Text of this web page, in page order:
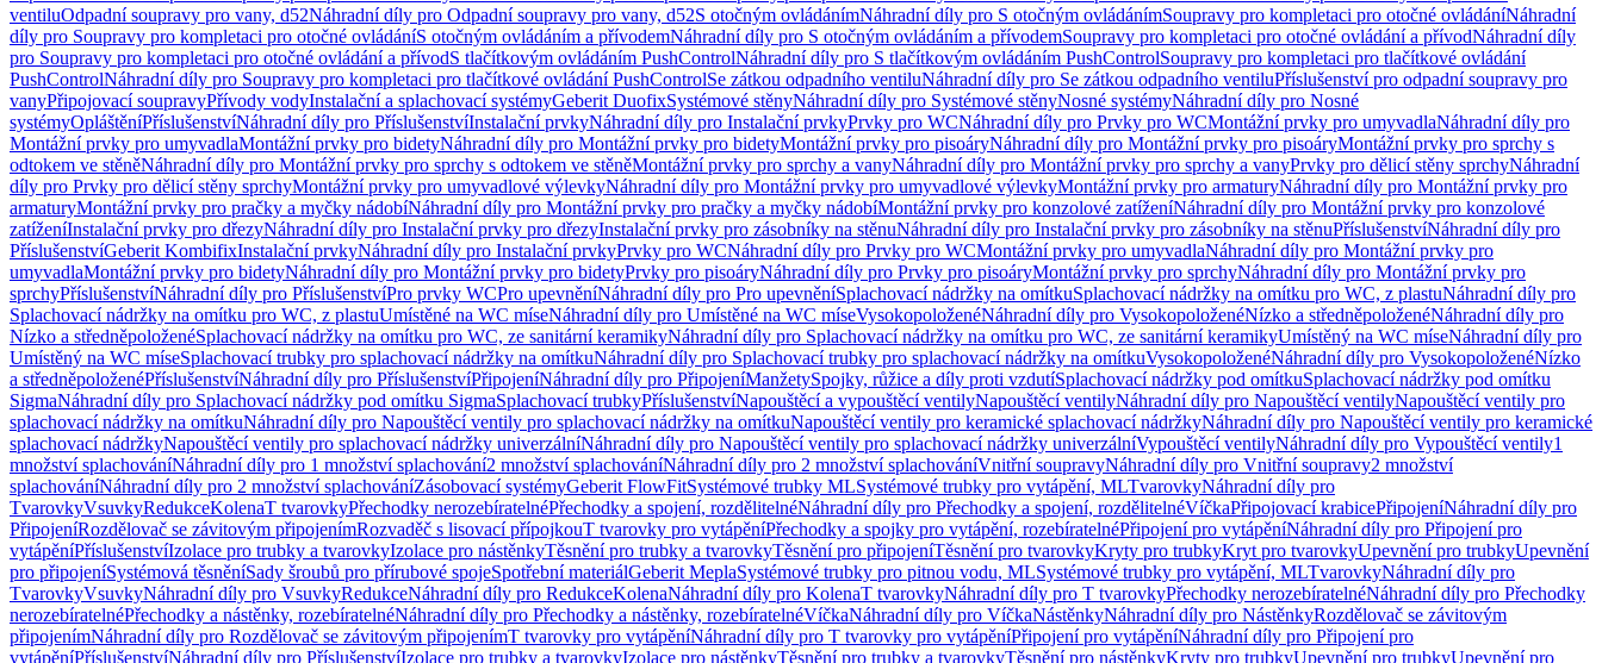
ventiluOdpadní soupravy pro vany, d52Náhradní díly pro Odpadní soupravy pro vany, d52S otočným ovládánímNáhradní díly pro S otočným ovládánímSoupravy pro kompletaci pro otočné ovládáníNáhradní
díly pro Soupravy pro kompletaci pro otočné ovládáníS otočným ovládáním a přívodemNáhradní díly pro S otočným ovládáním a přívodemSoupravy pro kompletaci pro otočné ovládání a přívodNáhradní díly
pro Soupravy pro kompletaci pro otočné ovládání a přívodS tlačítkovým ovládáním PushControlNáhradní díly pro S tlačítkovým ovládáním PushControlSoupravy pro kompletaci pro tlačítkové ovládání
PushControlNáhradní díly pro Soupravy pro kompletaci pro tlačítkové ovládání PushControlSe zátkou odpadního ventiluNáhradní díly pro Se zátkou odpadního ventiluPříslušenství pro odpadní soupravy pro
vanyPřipojovací soupravyPřívody vodyInstalační a splachovací systémyGeberit DuofixSystémové stěnyNáhradní díly pro Systémové stěnyNosné systémyNáhradní díly pro Nosné
systémyOpláštěníPříslušenstvíNáhradní díly pro PříslušenstvíInstalační prvkyNáhradní díly pro Instalační prvkyPrvky pro WCNáhradní díly pro Prvky pro WCMontážní prvky pro umyvadlaNáhradní díly pro
Montážní prvky pro umyvadlaMontážní prvky pro bidetyNáhradní díly pro Montážní prvky pro bidetyMontážní prvky pro pisoáryNáhradní díly pro Montážní prvky pro pisoáryMontážní prvky pro sprchy s
odtokem ve stěněNáhradní díly pro Montážní prvky pro sprchy s odtokem ve stěněMontážní prvky pro sprchy a vanyNáhradní díly pro Montážní prvky pro sprchy a vanyPrvky pro dělicí stěny sprchyNáhradní
díly pro Prvky pro dělicí stěny sprchyMontážní prvky pro umyvadlové výlevkyNáhradní díly pro Montážní prvky pro umyvadlové výlevkyMontážní prvky pro armaturyNáhradní díly pro Montážní prvky pro
armaturyMontážní prvky pro pračky a myčky nádobíNáhradní díly pro Montážní prvky pro pračky a myčky nádobíMontážní prvky pro konzolové zatíženíNáhradní díly pro Montážní prvky pro konzolové
zatíženíInstalační prvky pro dřezyNáhradní díly pro Instalační prvky pro dřezyInstalační prvky pro zásobníky na stěnuNáhradní díly pro Instalační prvky pro zásobníky na stěnuPříslušenstvíNáhradní díly pro
PříslušenstvíGeberit KombifixInstalační prvkyNáhradní díly pro Instalační prvkyPrvky pro WCNáhradní díly pro Prvky pro WCMontážní prvky pro umyvadlaNáhradní díly pro Montážní prvky pro
umyvadlaMontážní prvky pro bidetyNáhradní díly pro Montážní prvky pro bidetyPrvky pro pisoáryNáhradní díly pro Prvky pro pisoáryMontážní prvky pro sprchyNáhradní díly pro Montážní prvky pro
sprchyPříslušenstvíNáhradní díly pro PříslušenstvíPro prvky WCPro upevněníNáhradní díly pro Pro upevněníSplachovací nádržky na omítkuSplachovací nádržky na omítku pro WC, z plastuNáhradní díly pro
Splachovací nádržky na omítku pro WC, z plastuUmístěné na WC míseNáhradní díly pro Umístěné na WC míseVysokopoloženéNáhradní díly pro VysokopoloženéNízko a středněpoloženéNáhradní díly pro
Nízko a středněpoloženéSplachovací nádržky na omítku pro WC, ze sanitární keramikyNáhradní díly pro Splachovací nádržky na omítku pro WC, ze sanitární keramikyUmístěný na WC míseNáhradní díly pro
Umístěný na WC míseSplachovací trubky pro splachovací nádržky na omítkuNáhradní díly pro Splachovací trubky pro splachovací nádržky na omítkuVysokopoloženéNáhradní díly pro VysokopoloženéNízko
a středněpoloženéPříslušenstvíNáhradní díly pro PříslušenstvíPřipojeníNáhradní díly pro PřipojeníManžetySpojky, růžice a díly proti vzdutíSplachovací nádržky pod omítkuSplachovací nádržky pod omítku
SigmaNáhradní díly pro Splachovací nádržky pod omítku SigmaSplachovací trubkyPříslušenstvíNapouštěcí a vypouštěcí ventilyNapouštěcí ventilyNáhradní díly pro Napouštěcí ventilyNapouštěcí ventily pro
splachovací nádržky na omítkuNáhradní díly pro Napouštěcí ventily pro splachovací nádržky na omítkuNapouštěcí ventily pro keramické splachovací nádržkyNáhradní díly pro Napouštěcí ventily pro keramické
splachovací nádržkyNapouštěcí ventily pro splachovací nádržky univerzálníNáhradní díly pro Napouštěcí ventily pro splachovací nádržky univerzálníVypouštěcí ventilyNáhradní díly pro Vypouštěcí ventily1
množství splachováníNáhradní díly pro 1 množství splachování2 množství splachováníNáhradní díly pro 2 množství splachováníVnitřní soupravyNáhradní díly pro Vnitřní soupravy2 množství
splachováníNáhradní díly pro 2 množství splachováníZásobovací systémyGeberit FlowFitSystémové trubky MLSystémové trubky pro vytápění, MLTvarovkyNáhradní díly pro
TvarovkyVsuvkyRedukceKolenaT tvarovkyPřechodky nerozebíratelnéPřechodky a spojení, rozdělitelnéNáhradní díly pro Přechodky a spojení, rozdělitelnéVíčkaPřipojovací krabicePřipojeníNáhradní díly pro
PřipojeníRozdělovač se závitovým připojenímRozvaděč s lisovací přípojkouT tvarovky pro vytápěníPřechodky a spojky pro vytápění, rozebíratelnéPřipojení pro vytápěníNáhradní díly pro Připojení pro
vytápěníPříslušenstvíIzolace pro trubky a tvarovkyIzolace pro nástěnkyTěsnění pro trubky a tvarovkyTěsnění pro připojeníTěsnění pro tvarovkyKryty pro trubkyKryt pro tvarovkyUpevnění pro trubkyUpevnění
pro připojeníSystémová těsněníSady šroubů pro přírubové spojeSpotřební materiálGeberit MeplaSystémové trubky pro pitnou vodu, MLSystémové trubky pro vytápění, MLTvarovkyNáhradní díly pro
TvarovkyVsuvkyNáhradní díly pro VsuvkyRedukceNáhradní díly pro RedukceKolenaNáhradní díly pro KolenaT tvarovkyNáhradní díly pro T tvarovkyPřechodky nerozebíratelnéNáhradní díly pro Přechodky
nerozebíratelnéPřechodky a nástěnky, rozebíratelnéNáhradní díly pro Přechodky a nástěnky, rozebíratelnéVíčkaNáhradní díly pro VíčkaNástěnkyNáhradní díly pro NástěnkyRozdělovač se závitovým
připojenímNáhradní díly pro Rozdělovač se závitovým připojenímT tvarovky pro vytápěníNáhradní díly pro T tvarovky pro vytápěníPřipojení pro vytápěníNáhradní díly pro Připojení pro
vytápěníPříslušenstvíNáhradní díly pro PříslušenstvíIzolace pro trubky a tvarovkyIzolace pro nástěnkyTěsnění pro trubky a tvarovkyTěsnění pro nástěnkyKryty pro trubkyUpevnění pro trubkyUpevnění pro